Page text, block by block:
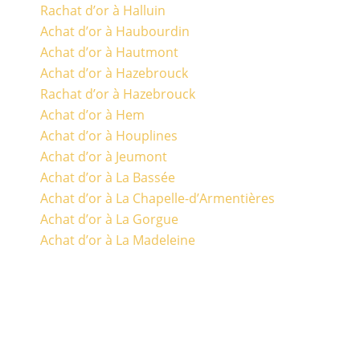
Rachat d’or à Halluin
Achat d’or à Haubourdin
Achat d’or à Hautmont
Achat d’or à Hazebrouck
Rachat d’or à Hazebrouck
Achat d’or à Hem
Achat d’or à Houplines
Achat d’or à Jeumont
Achat d’or à La Bassée
Achat d’or à La Chapelle-d’Armentières
Achat d’or à La Gorgue
Achat d’or à La Madeleine